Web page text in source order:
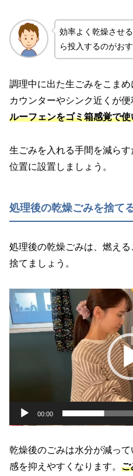
効率よく乾燥させ
ら投入するのがおす
調理中に出た生ごみをこま
カウンターやシンク近くが便
ルーフェンをゴミ箱感覚で
生ごみを入れる手間を減ら
位置に設置しましょう。
処理後の乾燥ごみを捨て
処理後の乾燥ごみは、燃え
捨てましょう。
動
画
プ
00:00
乾燥後のごみは水分が減っ
感を抑えやすくなります。 ご